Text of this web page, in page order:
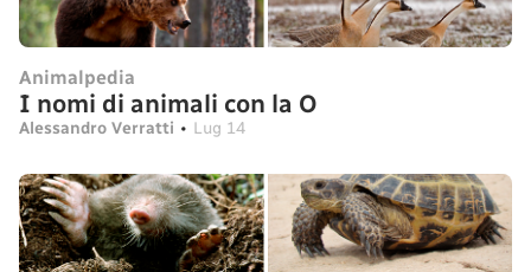
Animalpedia
I nomi di animali con la O
Alessandro Verratti • Lug 14